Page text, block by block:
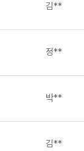
김**
정**
박**
김**